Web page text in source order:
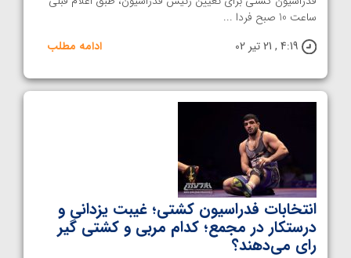
ساعت 10 صبح فردا ...
4:19 , 21 تیر 02
ادامه مطلب
انتخابات فدراسیون کشتی؛ غیبت یزدانی و
درستکار در مجمع؛ کدام مربی و کشتی گیر
رای می‌دهند؟